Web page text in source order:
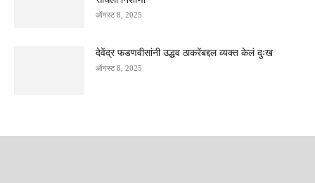
ऑगस्ट 8, 2025
देवेंद्र फडणवीसांनी उद्धव ठाकरेंबद्दल व्यक्त केलं दुःख
ऑगस्ट 8, 2025